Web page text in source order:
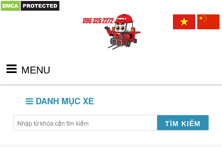
MENU
DANH MỤC XE
TÌM KIẾM